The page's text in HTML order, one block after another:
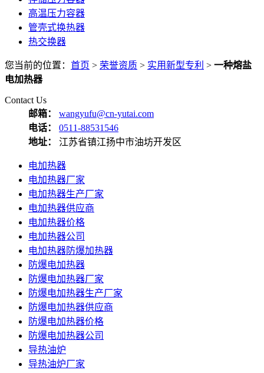
高温压力容器
管壳式换热器
热交换器
您当前的位置： 首页 > 荣誉资质 > 实用新型专利 > 一种熔盐
电加热器
Contact Us
邮箱：
wangyufu@cn-yutai.com
电话：
0511-88531546
地址：
江苏省镇江扬中市油坊开发区
电加热器
电加热器厂家
电加热器生产厂家
电加热器供应商
电加热器价格
电加热器公司
电加热器防爆加热器
防爆电加热器
防爆电加热器厂家
防爆电加热器生产厂家
防爆电加热器供应商
防爆电加热器价格
防爆电加热器公司
导热油炉
导热油炉厂家